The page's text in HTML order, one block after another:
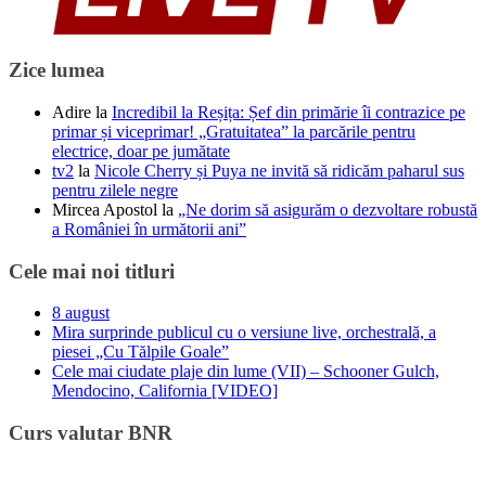
Zice lumea
Adire la Incredibil la Reșița: Șef din primărie îi contrazice pe
primar și viceprimar! „Gratuitatea” la parcările pentru
electrice, doar pe jumătate
tv2 la Nicole Cherry și Puya ne invită să ridicăm paharul sus
pentru zilele negre
Mircea Apostol la „Ne dorim să asigurăm o dezvoltare robustă
a României în următorii ani”
Cele mai noi titluri
8 august
Mira surprinde publicul cu o versiune live, orchestrală, a
piesei „Cu Tălpile Goale”
Cele mai ciudate plaje din lume (VII) – Schooner Gulch,
Mendocino, California [VIDEO]
Curs valutar BNR